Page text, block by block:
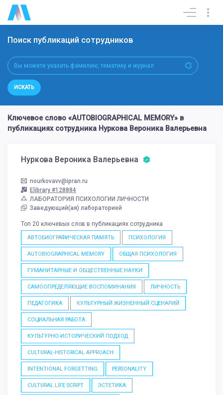
Поиск публикаций сотрудников
ИСКАТЬ
Ключевое слово «AUTOBIOGRAPHICAL MEMORY» в
публикациях сотрудника Нуркова Вероника Валерьевна
Нуркова Вероника Валерьевна
nourkovavv@ipran.ru
Elibrary #128884
ЛАБОРАТОРИЯ ПСИХОЛОГИИ ЛИЧНОСТИ
Заведующий(ая) лабораторией
Топ 20 ключевых слов в публикациях сотрудника
АВТОБИОГРАФИЧЕСКАЯ ПАМЯТЬ ПСИХОЛОГИЯ
AUTOBIOGRAPHICAL MEMORY ОБЩАЯ ПСИХОЛОГИЯ
ГУМАНИТАРНЫЕ И ОБЩЕСТВЕННЫЕ НАУКИ
САМООПРЕДЕЛЯЮЩИЕ ВОСПОМИНАНИЯ ЛИЧНОСТЬ
ПЕДАГОГИКА КУЛЬТУРНЫЙ ЖИЗНЕННЫЙ СЦЕНАРИЙ
СОЦИАЛЬНАЯ РАБОТА
КУЛЬТУРНО-ИСТОРИЧЕСКИЙ ПОДХОД
CULTURAL-HISTORICAL APPROACH
INTENTIONAL FORGETTING PERSONALITY
CULTURAL LIFE SCRIPT ЭСТЕТИКА